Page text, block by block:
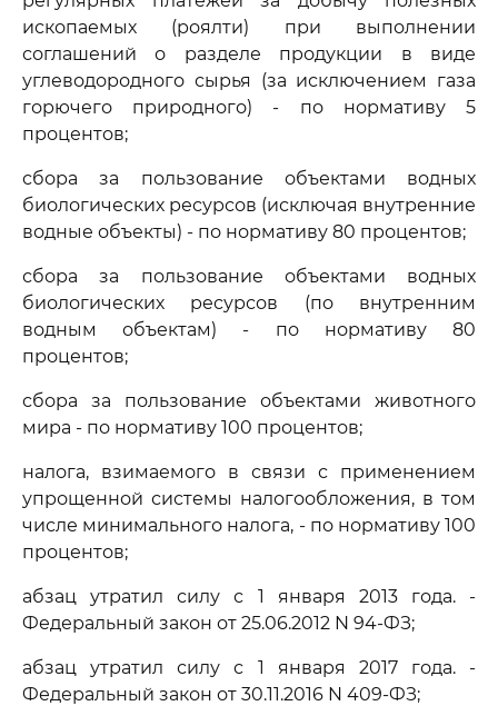
ископаемых (роялти) при выполнении
соглашений о разделе продукции в виде
углеводородного сырья (за исключением газа
горючего природного) - по нормативу 5
процентов;
сбора за пользование объектами водных
биологических ресурсов (исключая внутренние
водные объекты) - по нормативу 80 процентов;
сбора за пользование объектами водных
биологических ресурсов (по внутренним
водным объектам) - по нормативу 80
процентов;
сбора за пользование объектами животного
мира - по нормативу 100 процентов;
налога, взимаемого в связи с применением
упрощенной системы налогообложения, в том
числе минимального налога, - по нормативу 100
процентов;
абзац утратил силу с 1 января 2013 года. -
Федеральный закон от 25.06.2012 N 94-ФЗ;
абзац утратил силу с 1 января 2017 года. -
Федеральный закон от 30.11.2016 N 409-ФЗ;